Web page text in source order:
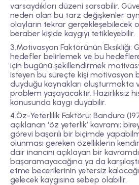
varsaydıkları düzeni sarsabilir.
neden olan bu tarz değişkenler
olayların tekrar gerçekleşebilecek
beraber kişide kaygıyı tetikleyebilir.
3.Motivasyon Faktörünün Eksikliği:
hedefler belirlemek ve bu
için bugünü şekillendirmek
isteyen bu süreçte kişi motivasyon
duyduğu kaynakları oluşturmakta
problem yaşayacaktır. Hazırlıksız
konusunda kaygı duyabilir.
4.Öz-Yeterlilik Faktörü: Bandura
açıklanan ‘öz yeterlik’ kavramı;
görevi başarılı bir biçimde
olunması gereken özelliklerin
dair inancını açıklayan bir
başaramayacağına ya da
etme becerilerinin yetersiz
gelecek kaygısına sebep olabilir.